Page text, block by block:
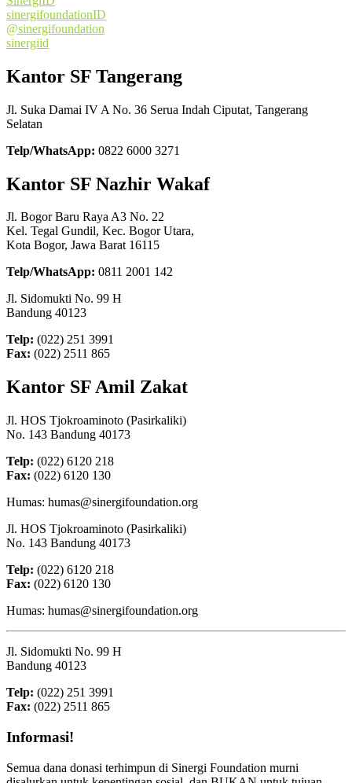
sinergifoundationID
@sinergifoundation
sinergiid
Kantor SF Tangerang
Jl. Suka Damai IV A No. 36 Serua Indah Ciputat, Tangerang
Selatan
Telp/WhatsApp: 0822 6000 3271
Kantor SF Nazhir Wakaf
Jl. Bogor Baru Raya A3 No. 22
Kel. Tegal Gundil, Kec. Bogor Utara,
Kota Bogor, Jawa Barat 16115
Telp/WhatsApp: 0811 2001 142
Jl. Sidomukti No. 99 H
Bandung 40123
Telp: (022) 251 3991
Fax: (022) 2511 865
Kantor SF Amil Zakat
Jl. HOS Tjokroaminoto (Pasirkaliki)
No. 143 Bandung 40173
Telp: (022) 6120 218
Fax: (022) 6120 130
Humas: humas@sinergifoundation.org
Jl. HOS Tjokroaminoto (Pasirkaliki)
No. 143 Bandung 40173
Telp: (022) 6120 218
Fax: (022) 6120 130
Humas: humas@sinergifoundation.org
Jl. Sidomukti No. 99 H
Bandung 40123
Telp: (022) 251 3991
Fax: (022) 2511 865
Informasi!
Semua dana donasi terhimpun di Sinergi Foundation murni